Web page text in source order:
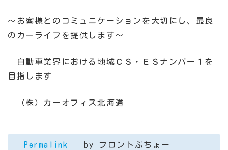
～お客様とのコミュニケーションを大切にし、最良
のカーライフを提供します～
自動車業界における地域ＣＳ・ＥＳナンバー１を
目指します
（株）カーオフィス北海道
Permalink
by フロントぶちょー